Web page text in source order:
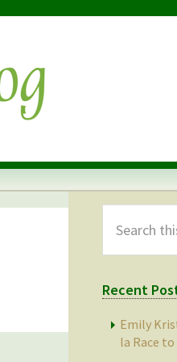
Sidebar
this
website
Recent
Emily
la Race